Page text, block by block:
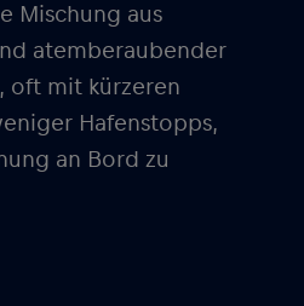
Mischung aus
atemberaubender
oft mit kürzeren
Hafenstopps,
an Bord zu